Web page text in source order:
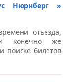
Нюрнберг »
отьезда,
и конечно же
поиске билетов